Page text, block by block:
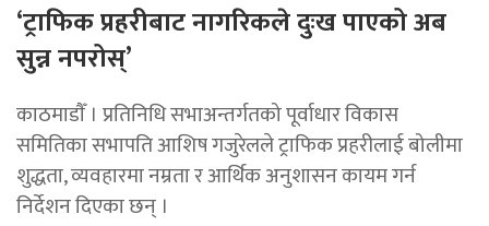
‘ट्राफिक प्रहरीबाट नागरिकले दुःख पाएको अब
सुन्न नपरोस्’
काठमाडाैँ । प्रतिनिधि सभाअन्तर्गतको पूर्वाधार विकास
समितिका सभापति आशिष गजुरेलले ट्राफिक प्रहरीलाई बोलीमा
शुद्धता, व्यवहारमा नम्रता र आर्थिक अनुशासन कायम गर्न
निर्देशन दिएका छन् ।